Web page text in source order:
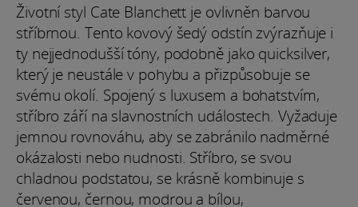
Životní styl Cate Blanchett je ovlivněn barvou
stříbrnou. Tento kovový šedý odstín zvýrazňuje i
ty nejjednodušší tóny, podobně jako quicksilver,
který je neustále v pohybu a přizpůsobuje se
svému okolí. Spojený s luxusem a bohatstvím,
stříbro září na slavnostních událostech. Vyžaduje
jemnou rovnováhu, aby se zabránilo nadměrné
okázalosti nebo nudnosti. Stříbro, se svou
chladnou podstatou, se krásně kombinuje s
červenou, černou, modrou a bílou,